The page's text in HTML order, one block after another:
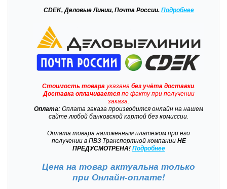
CDEK, Деловые Линии, Почта России. Подробнее
Стоимость товарауказана без учёта доставки.
Доставкаоплачиваетсяпо факту при получении
заказа.
Оплата: Оплата заказа производится онлайн на нашем
сайте любой банковской картой без комиссии.
Оплата товара наложенным платежом при его
получении в ПВЗ Транспортной компанииНЕ
ПРЕДУСМОТРЕНА! Подробнее
Цена на товар актуальна только
при Онлайн-оплате!